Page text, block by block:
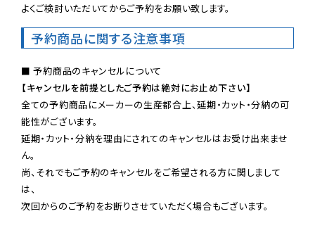
よくご検討いただいてからご予約をお願い致します。
予約商品に関する注意事項
【キャンセルを前提としたご予約は絶対にお止め下さい】
全ての予約商品にメーカーの生産都合上、延期・カット・分納の可
能性がございます。
延期・カット・分納を理由にされてのキャンセルはお受け出来ませ
ん。
尚、それでもご予約のキャンセルをご希望される方に関しまして
は、
次回からのご予約をお断りさせていただく場合もございます。